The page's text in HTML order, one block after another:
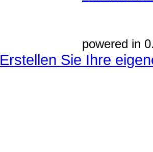
powered in
Erstellen Sie Ihre